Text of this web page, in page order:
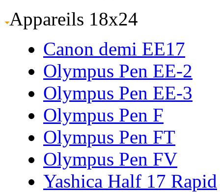
Appareils 18x24
Canon demi EE17
Olympus Pen EE-2
Olympus Pen EE-3
Olympus Pen F
Olympus Pen FT
Olympus Pen FV
Yashica Half 17 Rapid